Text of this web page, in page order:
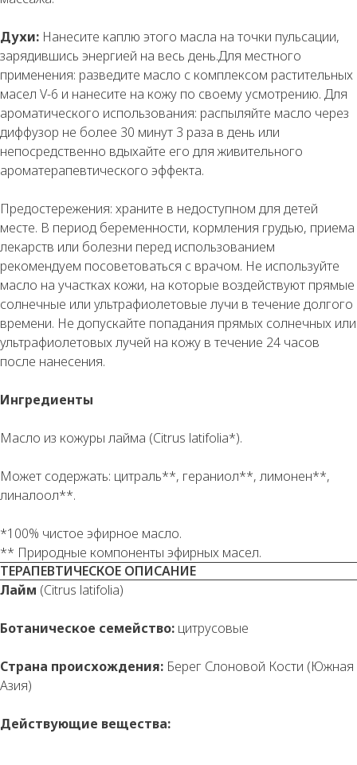
Духи: Нанесите каплю этого масла на точки пульсации,
зарядившись энергией на весь день.Для местного
применения: разведите масло с комплексом растительных
масел V-6 и нанесите на кожу по своему усмотрению. Для
ароматического использования: распыляйте масло через
диффузор не более 30 минут 3 раза в день или
непосредственно вдыхайте его для живительного
ароматерапевтического эффекта.
Предостережения: храните в недоступном для детей
месте. В период беременности, кормления грудью, приема
лекарств или болезни перед использованием
рекомендуем посоветоваться с врачом. Не используйте
масло на участках кожи, на которые воздействуют прямые
солнечные или ультрафиолетовые лучи в течение долгого
времени. Не допускайте попадания прямых солнечных или
ультрафиолетовых лучей на кожу в течение 24 часов
после нанесения.
Ингредиенты
Масло из кожуры лайма (Citrus latifolia*).
Может содержать: цитраль**, гераниол**, лимонен**,
линалоол**.
*100% чистое эфирное масло.
** Природные компоненты эфирных масел.
ТЕРАПЕВТИЧЕСКОЕ ОПИСАНИЕ
Лайм (Citrus latifolia)
Ботаническое семейство: цитрусовые
Страна происхождения: Берег Слоновой Кости (Южная
Азия)
Действующие вещества: